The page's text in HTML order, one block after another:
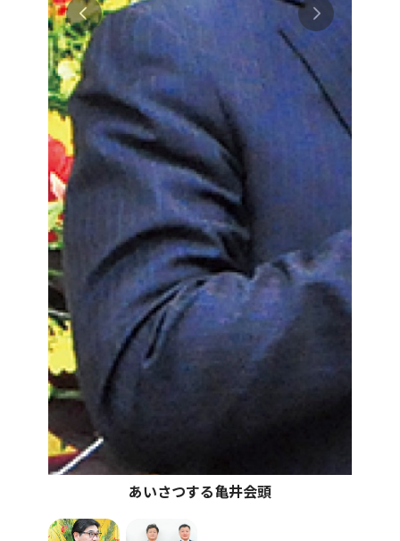
あいさつする亀井会頭